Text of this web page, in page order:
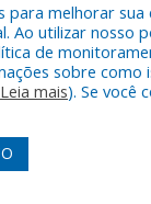
para melhorar sua
Ao utilizar nosso
de
sobre como
Leia mais). Se você